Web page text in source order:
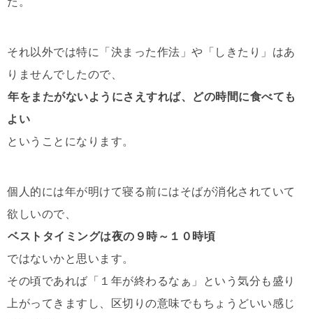
それ以外では特に「決まった作法」や「しきたり」はあ
りませんでしたので、
年をまたがないようにさえすれば、どの時間に食べても
よい
ということになります。
個人的には年が明けて寝る前にはそばが消化されていて
欲しいので、
ベストタイミングは夜の９時～１０時頃
ではないかと思います。
その頃であれば「１年が終わるなぁ」という気分も盛り
上がってきますし、区切りの意味でもちょうどいい感じ